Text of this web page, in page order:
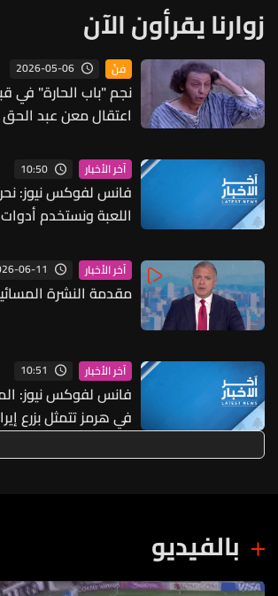
زوارنا يقرأون الآن
فنّ 2026-05-06
نجم "باب الحارة" في
اعتقال معن عبد الحق
آخر الأخبار 10:50
فانس لفوكس نيوز:
اللعبة ونستخدم
نتيجة لشعبنا
آخر الأخبار 06-11
مقدمة النشرة المسائية 11-6-
آخر الأخبار 10:51
فانس لفوكس نيوز:
في هرمز تتمثل بزرع
الحرب ونعمل على
بالفيديو